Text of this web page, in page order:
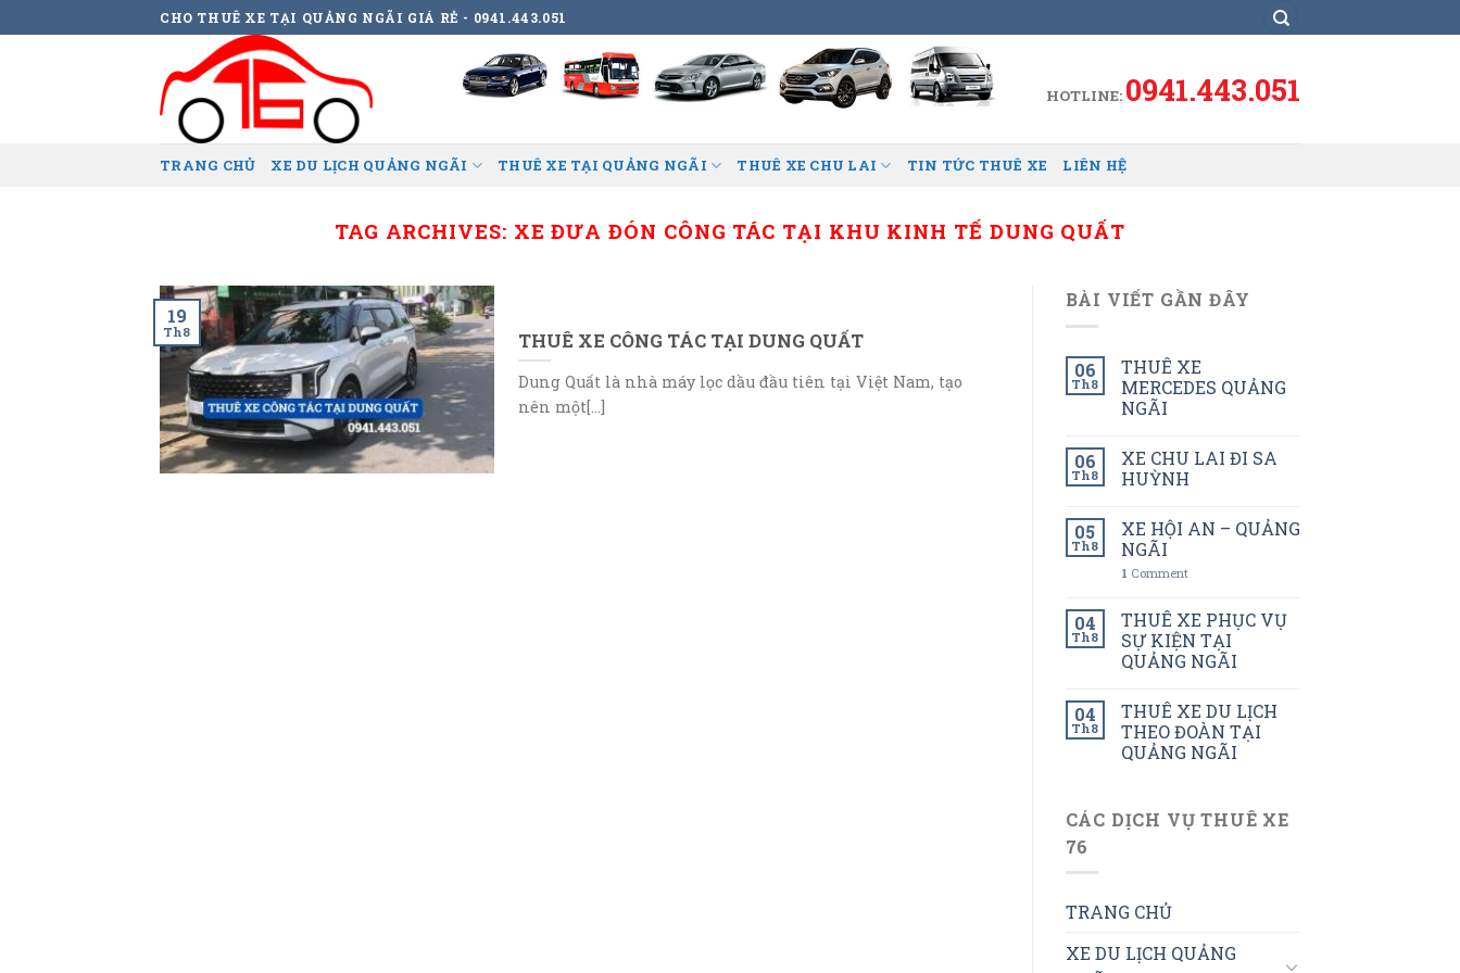
to
CHO THUÊ XE TẠI QUẢNG NGÃI GIÁ RẺ - 0941.443.051
HOTLINE: 0941.443.051
TRANG CHỦ XE DU LỊCH QUẢNG NGÃI THUÊ XE TẠI QUẢNG NGÃI THUÊ XE CHU LAI TIN TỨC THUÊ XE LIÊN HỆ
TAG ARCHIVES: XE ĐƯA ĐÓN CÔNG TÁC TẠI KHU KINH TẾ DUNG QUẤT
THUÊ XE CÔNG TÁC TẠI DUNG QUẤT
Dung Quất là nhà máy lọc dầu đầu tiên tại Việt Nam, tạo
nên một[...]
19
Th8
BÀI VIẾT GẦN ĐÂY
06
Th8
THUÊ XE
MERCEDES QUẢNG
NGÃI
06
Th8
XE CHU LAI ĐI SA
HUỲNH
05
Th8
XE HỘI AN – QUẢNG
NGÃI
1 Comment
04
Th8
THUÊ XE PHỤC VỤ
SỰ KIỆN TẠI
QUẢNG NGÃI
04
Th8
THUÊ XE DU LỊCH
THEO ĐOÀN TẠI
QUẢNG NGÃI
CÁC DỊCH VỤ THUÊ XE
76
TRANG CHỦ
XE DU LỊCH QUẢNG